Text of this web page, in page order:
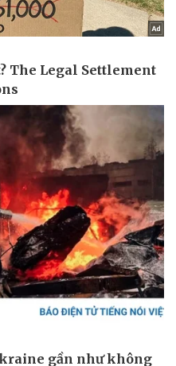
Quân sự - Quốc phòng
Vũ khí
Việt Nam
Phân tích